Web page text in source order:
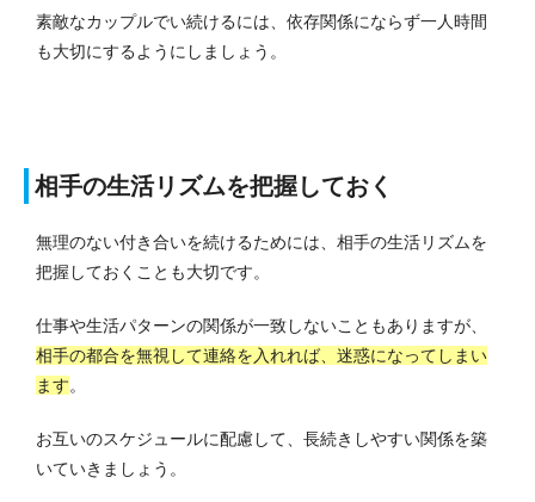
素敵なカップルでい続けるには、依存関係にならず一人時間
も大切にするようにしましょう。
相手の生活リズムを把握しておく
無理のない付き合いを続けるためには、相手の生活リズムを
把握しておくことも大切です。
仕事や生活パターンの関係が一致しないこともありますが、
相手の都合を無視して連絡を入れれば、迷惑になってしまい
ます。
お互いのスケジュールに配慮して、長続きしやすい関係を築
いていきましょう。